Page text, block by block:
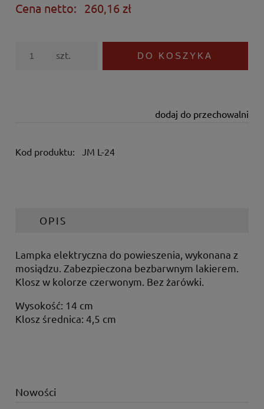
Cena netto: 260,16 zł
szt. DO KOSZYKA
dodaj do przechowalni
Kod produktu: JM L-24
OPIS
Lampka elektryczna do powieszenia, wykonana z
mosiądzu. Zabezpieczona bezbarwnym lakierem.
Klosz w kolorze czerwonym. Bez żarówki.
Wysokość: 14 cm
Klosz średnica: 4,5 cm
Nowości